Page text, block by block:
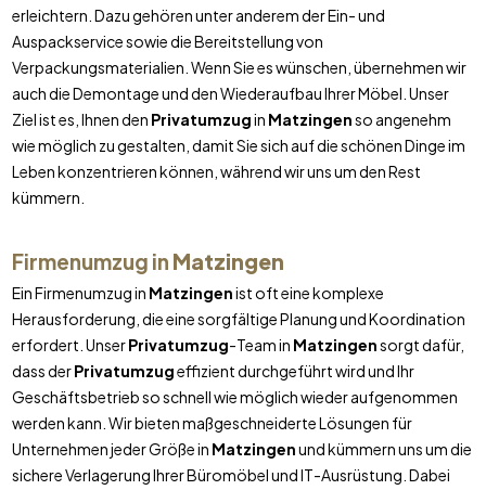
erleichtern. Dazu gehören unter anderem der Ein- und
Auspackservice sowie die Bereitstellung von
Verpackungsmaterialien. Wenn Sie es wünschen, übernehmen wir
auch die Demontage und den Wiederaufbau Ihrer Möbel. Unser
Ziel ist es, Ihnen den Privatumzugin Matzingenso angenehm
wie möglich zu gestalten, damit Sie sich auf die schönen Dinge im
Leben konzentrieren können, während wir uns um den Rest
kümmern.
Firmenumzug in Matzingen
Ein Firmenumzug in Matzingenist oft eine komplexe
Herausforderung, die eine sorgfältige Planung und Koordination
erfordert. UnserPrivatumzug-Team in Matzingensorgt dafür,
dass derPrivatumzugeffizient durchgeführt wird und Ihr
Geschäftsbetrieb so schnell wie möglich wieder aufgenommen
werden kann. Wir bieten maßgeschneiderte Lösungen für
Unternehmen jeder Größe in Matzingenund kümmern uns um die
sichere Verlagerung Ihrer Büromöbel und IT-Ausrüstung. Dabei